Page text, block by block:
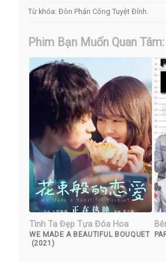
Từ khóa: Đòn Phản Công Tuyệt Đỉnh.
Phim Bạn Muốn Quan Tâm:
Tình Ta Đẹp Tựa Đóa Hoa
WE MADE A BEAUTIFUL BOUQUET
(2021)